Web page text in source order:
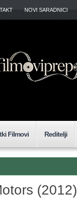
NOVI SARADNICI
Filmovi Reditelji
(2012)